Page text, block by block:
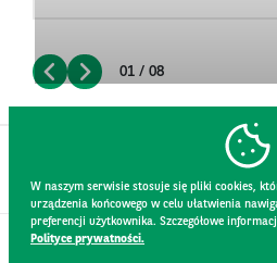
01 / 08
W naszym serwisie stosuje się pliki cookies,
urządzenia końcowego w celu ułatwienia
preferencji użytkownika. Szczegółowe
Polityce prywatności.
KONTAKT